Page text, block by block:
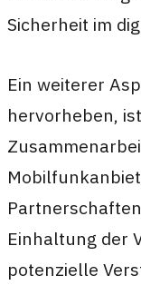
Sicherheit im
Ein weiterer
hervorheben,
Einhaltung der
potenzielle